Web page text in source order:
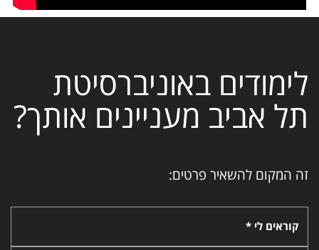
לימודים באוניברסיטת
תל אביב מעניינים אותך?
זה המקום להשאיר פרטים:
קוראים לי *